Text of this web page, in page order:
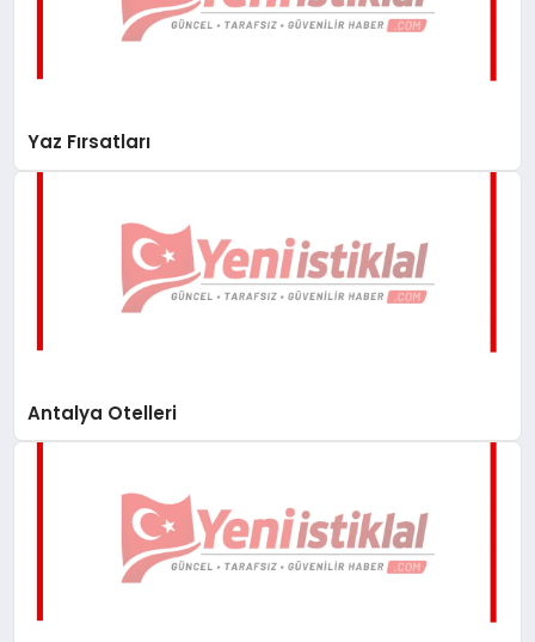
Yaz Fırsatları
Antalya Otelleri